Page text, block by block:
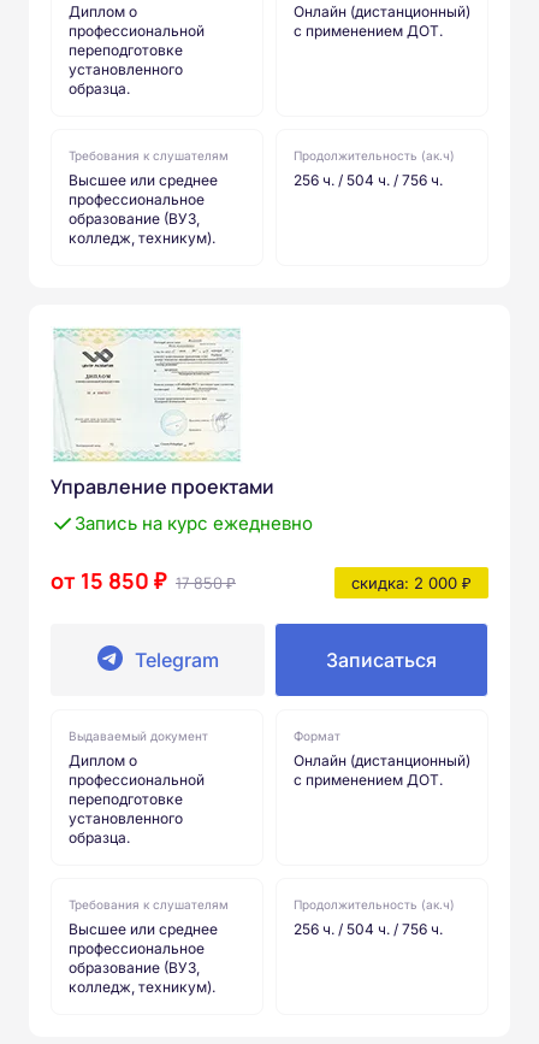
Диплом о
профессиональной
переподготовке
установленного
образца.
Онлайн (дистанционный)
с применением ДОТ.
Требования к слушателям
Высшее или среднее
профессиональное
образование (ВУЗ,
колледж, техникум).
Продолжительность (ак.ч)
256 ч. / 504 ч. / 756 ч.
Управление проектами
Запись на курс ежедневно
от 15 850 ₽ 17 850 ₽ скидка: 2 000 ₽
Telegram Записаться
Выдаваемый документ
Диплом о
профессиональной
переподготовке
установленного
образца.
Формат
Онлайн (дистанционный)
с применением ДОТ.
Требования к слушателям
Высшее или среднее
профессиональное
образование (ВУЗ,
колледж, техникум).
Продолжительность (ак.ч)
256 ч. / 504 ч. / 756 ч.